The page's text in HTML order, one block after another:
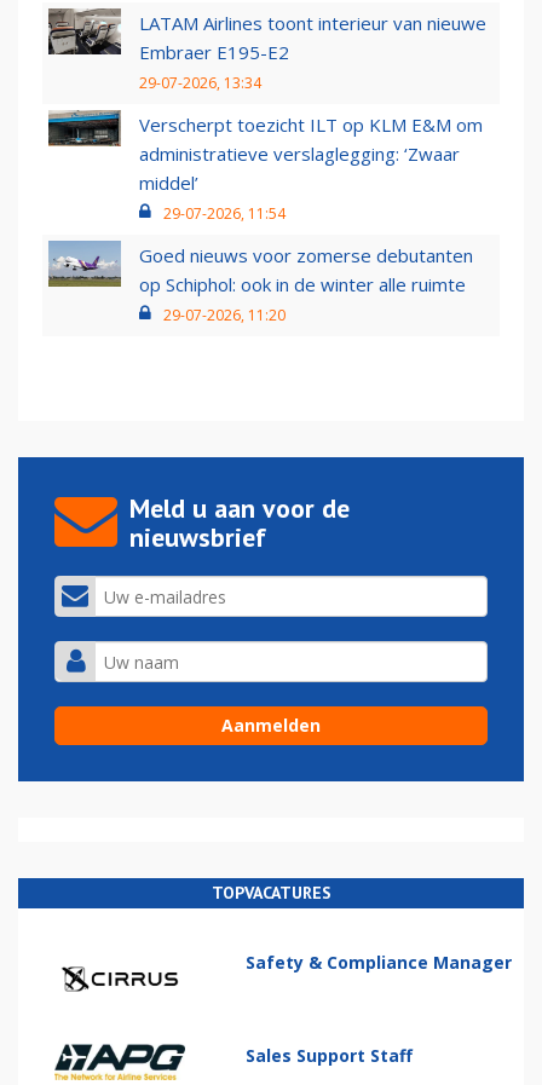
LATAM Airlines toont interieur van nieuwe
Embraer E195-E2
29-07-2026, 13:34
Verscherpt toezicht ILT op KLM E&M om
administratieve verslaglegging: ‘Zwaar
middel’
29-07-2026, 11:54
Goed nieuws voor zomerse debutanten
op Schiphol: ook in de winter alle ruimte
29-07-2026, 11:20
Meld u aan voor de
nieuwsbrief
TOPVACATURES
Safety & Compliance Manager
Sales Support Staff